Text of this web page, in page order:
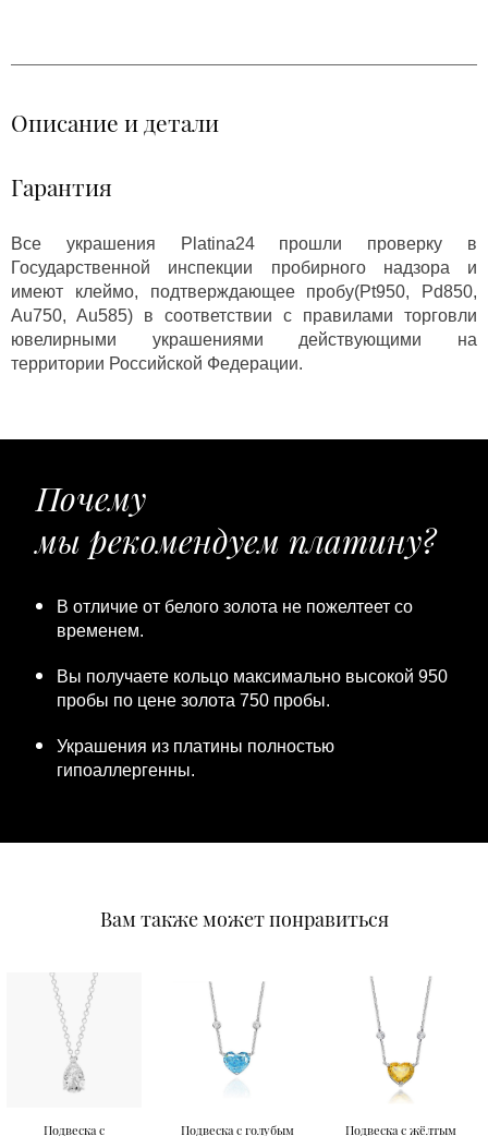
Описание и детали
Гарантия
Все украшения Platina24 прошли проверку в
Государственной инспекции пробирного надзора и
имеют клеймо, подтверждающее пробу(Pt950, Pd850,
Au750, Au585) в соответствии с правилами торговли
ювелирными украшениями действующими на
территории Российской Федерации.
Почему
мы рекомендуем платину?
В отличие от белого золота не пожелтеет со
временем.
Вы получаете кольцо максимально высокой 950
пробы по цене золота 750 пробы.
Украшения из платины полностью
гипоаллергенны.
Вам также может понравиться
Подвеска с
Подвеска с голубым
Подвеска с жёлтым